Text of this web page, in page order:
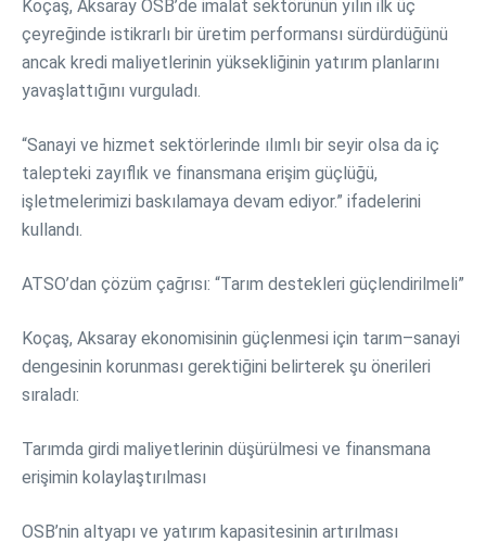
Koçaş, Aksaray OSB’de imalat sektörünün yılın ilk üç
çeyreğinde istikrarlı bir üretim performansı sürdürdüğünü
ancak kredi maliyetlerinin yüksekliğinin yatırım planlarını
yavaşlattığını vurguladı.
“Sanayi ve hizmet sektörlerinde ılımlı bir seyir olsa da iç
talepteki zayıflık ve finansmana erişim güçlüğü,
işletmelerimizi baskılamaya devam ediyor.” ifadelerini
kullandı.
ATSO’dan çözüm çağrısı: “Tarım destekleri güçlendirilmeli”
Koçaş, Aksaray ekonomisinin güçlenmesi için tarım–sanayi
dengesinin korunması gerektiğini belirterek şu önerileri
sıraladı:
Tarımda girdi maliyetlerinin düşürülmesi ve finansmana
erişimin kolaylaştırılması
OSB’nin altyapı ve yatırım kapasitesinin artırılması